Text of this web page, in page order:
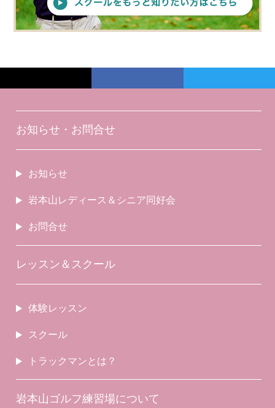
お知らせ・お問合せ
お知らせ
岩本山レディース＆シニア同好会
お問合せ
レッスン＆スクール
体験レッスン
スクール
トラックマンとは？
岩本山ゴルフ練習場について